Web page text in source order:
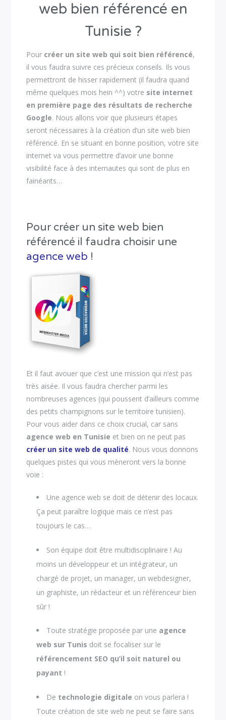
web bien référencé en
Tunisie ?
Pour créer un site web qui soit bien référencé,
il vous faudra suivre ces précieux conseils. Ils vous
permettront de hisser rapidement (il faudra quand
même quelques mois hein ^^) votre site internet
en première page des résultats de recherche
Google. Nous allons voir que plusieurs étapes
seront nécessaires à la création d’un site web bien
référencé. En se situant en bonne position, votre site
internet va vous permettre d’avoir une bonne
visibilité face à des internautes qui sont de plus en
fainéants…
Pour créer un site web bien
référencé il faudra choisir une
agence web !
Et il faut avouer que c’est une mission qui n’est pas
très aisée. Il vous faudra chercher parmi les
nombreuses agences (qui poussent d’ailleurs comme
des petits champignons sur le territoire tunisien).
Pour vous aider dans ce choix crucial, car sans
agence web en Tunisie et bien on ne peut pas
créer un site web de qualité. Nous vous donnons
quelques pistes qui vous mèneront vers la bonne
voie :
Une agence web se doit de détenir des locaux.
Ça peut paraître logique mais ce n’est pas
toujours le cas…
Son équipe doit être multidisciplinaire ! Au
moins un développeur et un intégrateur, un
chargé de projet, un manager, un webdesigner,
un graphiste, un rédacteur et un référenceur bien
sûr !
Toute stratégie proposée par une agence
web sur Tunis doit se focaliser sur le
référencement SEO qu’il soit naturel ou
payant !
De technologie digitale on vous parlera !
Toute création de site web ne peut se faire sans